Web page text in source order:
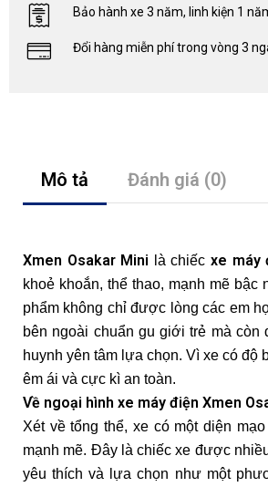
Bảo hành xe 3 năm, linh kiện 1
Đổi hàng miễn phí trong vòng 3
Mô tả Đánh giá (0)
Xmen Osakar Mini là chiếcxe máy
khoẻ khoắn, thể thao, mạnh mẽ bậc
phẩm không chỉ được lòng các em
bên ngoài chuẩn gu giới trẻ mà còn
huynh yên tâm lựa chọn. Vì xe có độ
êm ái và cực kì an toàn.
Về ngoại hình xe máy điện Xmen
Xét về tổng thể, xe có một diện
mạnh mẽ. Đây là chiếc xe được
yêu thích và lựa chọn như một